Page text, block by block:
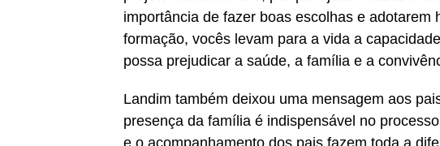
importância de fazer boas escolhas e
formação, vocês levam para a vida a
possa prejudicar a saúde, a família e a
Landim também deixou uma mensagem aos
presença da família é indispensável no